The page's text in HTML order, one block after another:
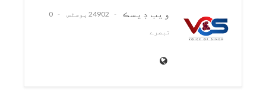
ويب ڊيسڪ 24902 پوسٹس
0
تبصرے